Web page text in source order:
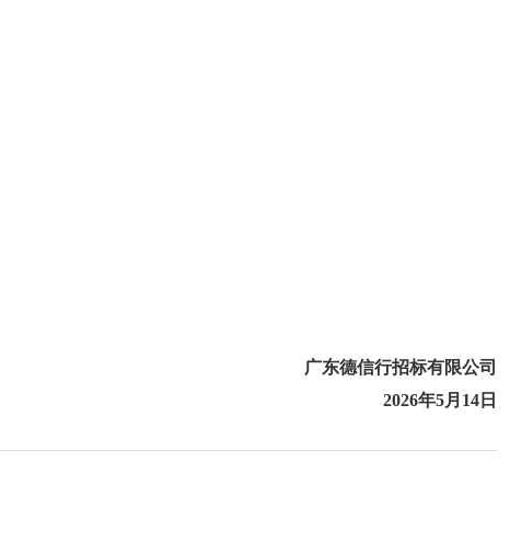
广东德信行招标有限公司
2026年5月 14 日